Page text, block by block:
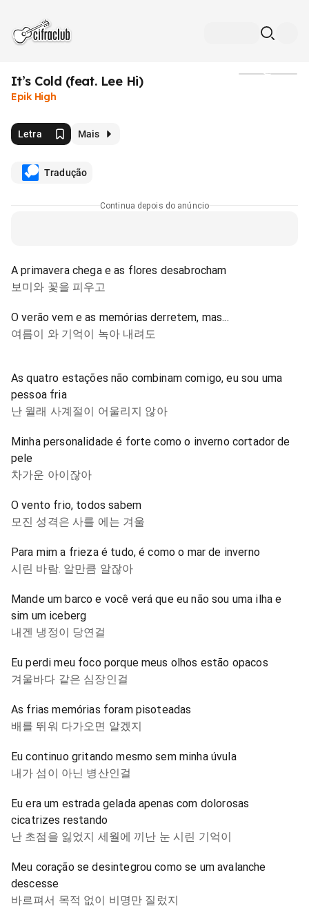
It’s Cold (feat. Lee Hi)
Epik High
Letra Mais
Tradução
Continua depois do anúncio
A primavera chega e as flores desabrocham
보미와 꽃을 피우고
O verão vem e as memórias derretem, mas...
여름이 와 기억이 녹아 내려도
As quatro estações não combinam comigo, eu sou uma
pessoa fria
난 월래 사계절이 어울리지 않아
Minha personalidade é forte como o inverno cortador de
pele
차가운 아이잖아
O vento frio, todos sabem
모진 성격은 사를 에는 겨울
Para mim a frieza é tudo, é como o mar de inverno
시린 바람. 알만큼 알잖아
Mande um barco e você verá que eu não sou uma ilha e
sim um iceberg
내겐 냉정이 당연걸
Eu perdi meu foco porque meus olhos estão opacos
겨울바다 같은 심장인걸
As frias memórias foram pisoteadas
배를 뛰워 다가오면 알겠지
Eu continuo gritando mesmo sem minha úvula
내가 섬이 아닌 병산인걸
Eu era um estrada gelada apenas com dolorosas
cicatrizes restando
난 초점을 잃었지 세월에 끼난 눈 시린 기억이
Meu coração se desintegrou como se um avalanche
descesse
바르펴서 목적 없이 비명만 질렀지